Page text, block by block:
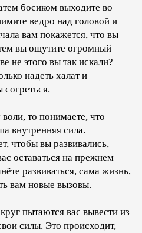
босиком выходите во
ведро над головой и
вам покажется, что вы
вы ощутите огромный
не этого вы так искали?
надеть халат и
то понимаете, что
внутренняя сила.
чтобы вы развивались,
оставаться на прежнем
развиваться, сама жизнь,
вам новые вызовы.
пытаются вас вывести из
силы. Это происходит,